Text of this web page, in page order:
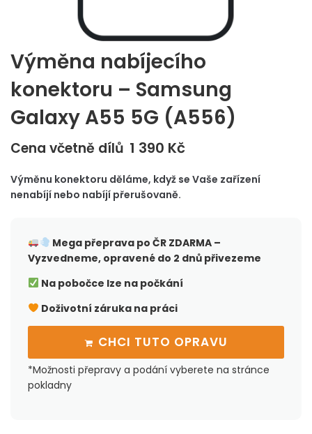
Výměna nabíjecího
konektoru – Samsung
Galaxy A55 5G (A556)
Cena včetně dílů 1 390 Kč
Výměnu konektoru děláme, když se Vaše zařízení
nenabíjí nebo nabíjí přerušovaně.
Mega přeprava po ČRZDARMA –
Vyzvedneme, opravené do 2 dnů přivezeme
Na pobočce lze na počkání
Doživotní záruka na práci
CHCI TUTO OPRAVU
*Možnosti přepravy a podání vyberete na stránce
pokladny